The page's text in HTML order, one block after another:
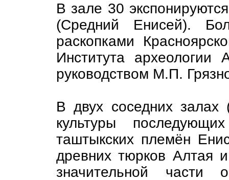
В зале 30
(Средний Енисей).
раскопками
Института
руководством М.П.
В двух соседних
культуры
таштыкских племён
древних тюрков Алтая
значительной части